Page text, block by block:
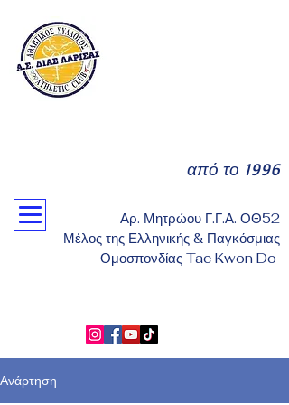
από το 1996
Αρ. Μητρώου Γ.Γ.Α. ΟΘ52
Μέλος της Ελληνικής & Παγκόσμιας
Ομοσπονδίας Tae Kwon Do
Ανάρτηση